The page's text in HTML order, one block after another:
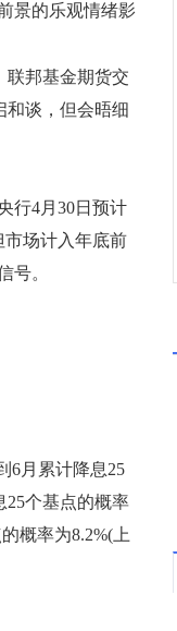
景的乐观情绪影
联邦基金期货交
和谈，但会晤细
行4月30日预计
场计入年底前
号。
6月累计降息25
25个基点的概率
概率为8.2%(上